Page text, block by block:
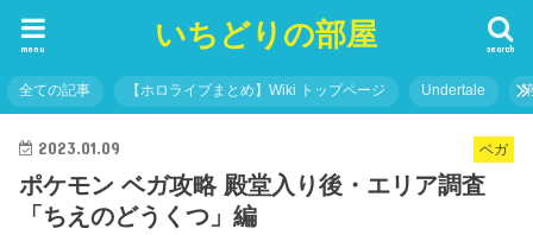
いちどりの部屋 search
menu
全ての記事 【ホロライブまとめ】Wiki トップページ Undertale
ベガ
2023.01.09
ポケモン ベガ攻略 殿堂入り後・エリア調査
「ちえのどうくつ」編